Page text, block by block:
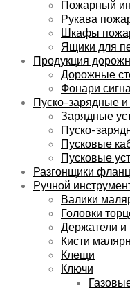
Пожарный
Рукава
Шкафы
Ящики для
Продукция
Дорожные
Фонари
Пуско-зарядные и
Зарядные
Пуско-
Пусковые
Пусковые
Разгонщики
Ручной
Валики
Головки
Держатели и
Кисти
Клещи
Ключи